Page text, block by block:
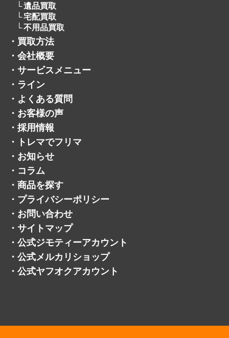
遺品買取
宅配買取
不用品買取
・ 買取方法
・ 会社概要
・ サービスメニュー
・ ライン
・ よくある質問
・ お客様の声
・ 採用情報
・ トレマでフリマ
・ お知らせ
・ コラム
・ 商品を探す
・ プライバシーポリシー
・ お問い合わせ
・ サイトマップ
・ 公式ジモティーアカウント
・ 公式メルカリショップ
・ 公式ヤフオクアカウント